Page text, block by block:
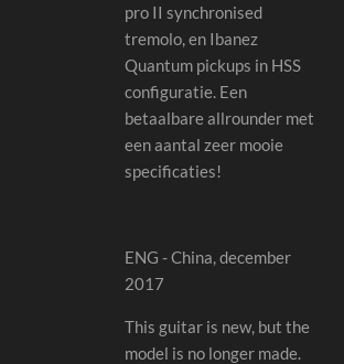
pro II synchronised
tremolo, en Ibanez
Quantum pickups in HSS
configuratie. Een
betaalbare allrounder met
een aantal zeer mooie
specificaties!
ENG - China, december
2017
This guitar is new, but the
model is no longer made.